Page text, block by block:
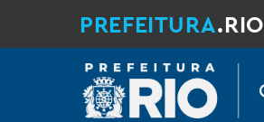
PREFEITURA.RIO